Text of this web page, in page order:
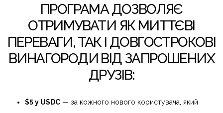
ПРОГРАМА ДОЗВОЛЯЄ
ОТРИМУВАТИ ЯК МИТТЄВІ
ПЕРЕВАГИ, ТАК І ДОВГОСТРОКОВІ
ВИНАГОРОДИ ВІД ЗАПРОШЕНИХ
ДРУЗІВ:
$5 у USDC — за кожного нового користувача, який